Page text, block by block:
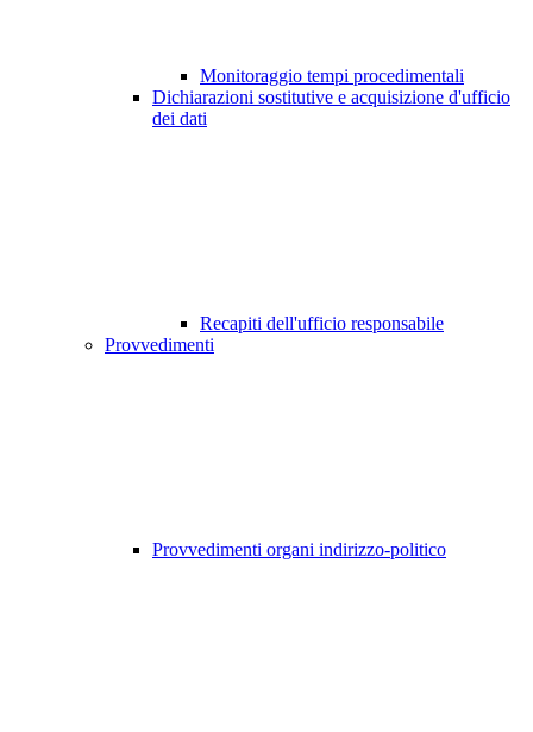
Monitoraggio tempi procedimentali
Dichiarazioni sostitutive e acquisizione d'ufficio
dei dati
Recapiti dell'ufficio responsabile
Provvedimenti
Provvedimenti organi indirizzo-politico